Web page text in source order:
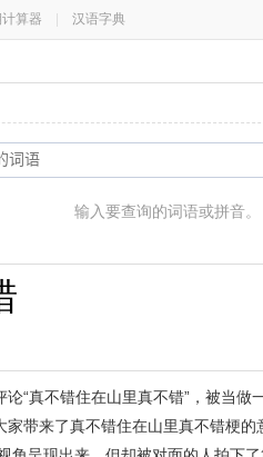
算器 汉语字典
输入要查询的词语或拼音。
“真不错住在山里真不错”，被当
带来了真不错住在山里真不错梗